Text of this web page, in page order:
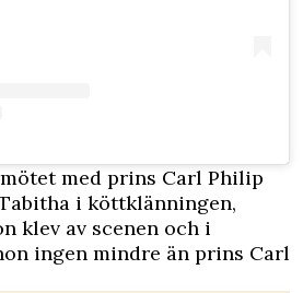
med prins Carl Philip
i köttklänningen,
klev av scenen och i
ingen mindre än prins Carl